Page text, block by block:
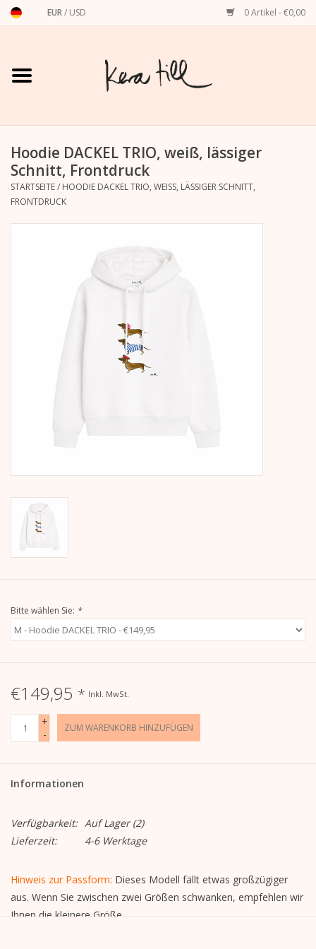
EUR/ USD 0 Artikel - €0,00
Startseite
Art Prints
Stationery
Grußkarten
Bücher
Kera Till X THERESIENTHAL
Hoodie DACKEL TRIO, weiß, lässiger
Schnitt, Frontdruck
STARTSEITE/ HOODIE DACKEL TRIO, WEISS, LÄSSIGER SCHNITT, F
RONTDRUCK
Bitte wählen Sie: *
€149,95 * Inkl. MwSt.
+
-
ZUM WARENKORB HINZUFÜGEN
Informationen
Verfügbarkeit: Auf Lager(2)
Lieferzeit:
4-6 Werktage
Hinweis zur Passform: Dieses Modell fällt etwas großzügiger
aus. Wenn Sie zwischen zwei Größen schwanken, empfehlen wir
Ihnen die kleinere Größe.